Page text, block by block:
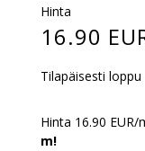
Hinta
16.90
Tilapäisesti loppu
Hinta 16.90
m!